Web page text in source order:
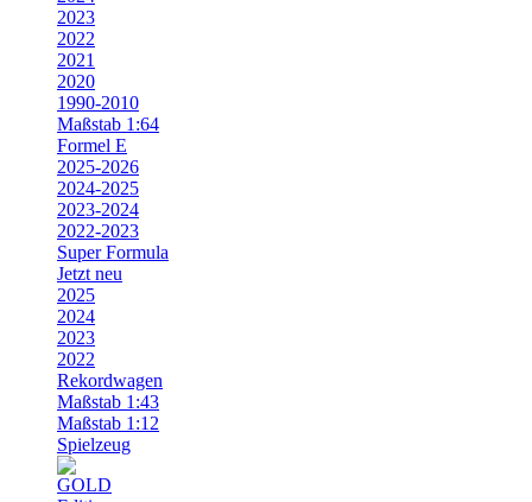
2023
2022
2021
2020
1990-2010
Maßstab 1:64
Formel E
2025-2026
2024-2025
2023-2024
2022-2023
Super Formula
Jetzt neu
2025
2024
2023
2022
Rekordwagen
Maßstab 1:43
Maßstab 1:12
Spielzeug